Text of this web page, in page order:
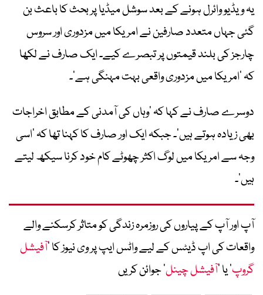
یہ ویڈیو وائرل ہونے کے بعد سوشل میڈیا پر بحث کا باعث بن
گئی جہاں متعدد صارفین نے امریکا میں مزدوری اور سروس
چارجز کی بلند قیمتوں پر تبصرے کیے۔ ایک صارف نے لکھا
کہ ’امریکا میں مزدوری واقعی بہت مہنگی ہے‘۔
دوسرے صارف نے کہا کہ ’وہاں کی آمدنی کے مطابق اخراجات
بھی زیادہ ہوتے ہیں‘۔ جبکہ ایک اور صارف کا کہنا تھا کہ ’اسی
وجہ سے امریکا میں لوگ اکثر چھوٹے کام خود کرنا سیکھ لیتے
ہیں‘۔
آپ اور آپ کے پیاروں کی روزمرہ زندگی کو متاثر کرسکنے والے
واقعات کی اپ ڈیٹس کے لیے واٹس ایپ پر وی نیوز کا ’آفیشل
گروپ‘ یا ’آفیشل چینل‘ جوائن کریں